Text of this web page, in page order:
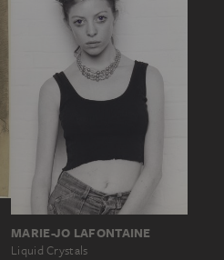
MARIE-JO LAFONTAINE
Liquid Crystals